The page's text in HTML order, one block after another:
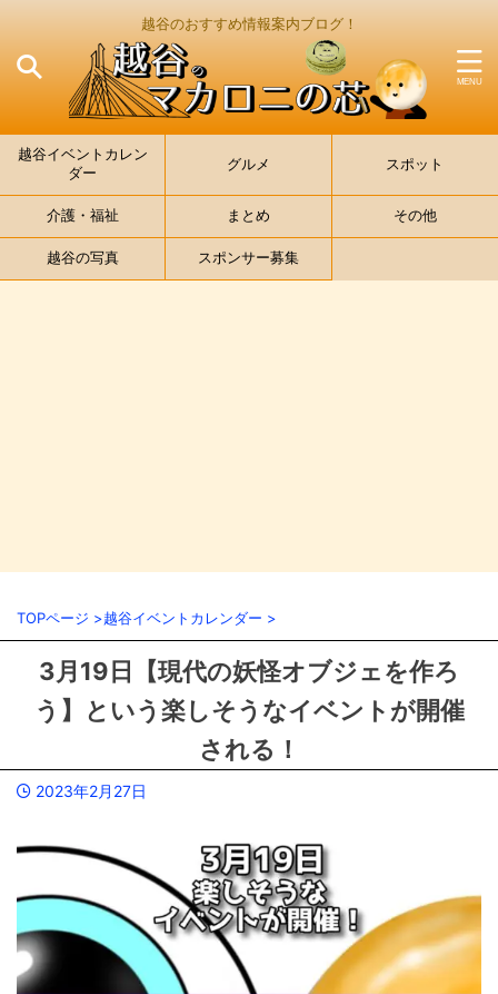
越谷のおすすめ情報案内ブログ！
越谷イベントカレン
ダー
グルメ スポット
介護・福祉 まとめ その他
越谷の写真 スポンサー募集
TOPページ >越谷イベントカレンダー >
3月19日【現代の妖怪オブジェを作ろ
う】という楽しそうなイベントが開催
される！
2023年2月27日